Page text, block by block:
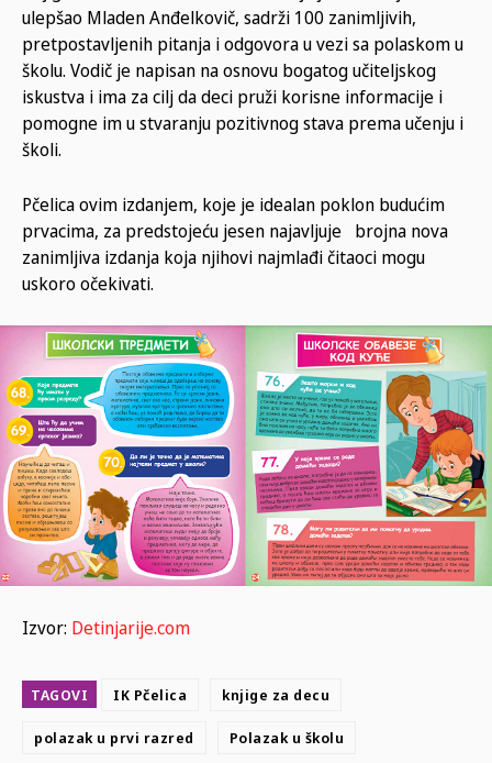
ulepšao Mladen Anđelkovič, sadrži 100 zanimljivih,
pretpostavljenih pitanja i odgovora u vezi sa polaskom u
školu. Vodič je napisan na osnovu bogatog učiteljskog
iskustva i ima za cilj da deci pruži korisne informacije i
pomogne im u stvaranju pozitivnog stava prema učenju i
školi.
Pčelica ovim izdanjem, koje je idealan poklon budućim
prvacima, za predstojeću jesen najavljuje brojna nova
zanimljiva izdanja koja njihovi najmlađi čitaoci mogu
uskoro očekivati.
Izvor: Detinjarije.com
TAGOVI IK Pčelica knjige za decu
polazak u prvi razred Polazak u školu